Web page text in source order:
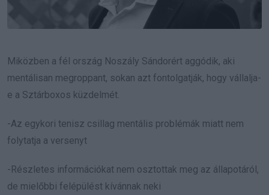
Miközben a fél ország Noszály Sándorért aggódik, aki
mentálisan megroppant, sokan azt fontolgatják, hogy vállalja-
e a Sztárboxos küzdelmét.
-Az egykori tenisz csillag mentális problémák miatt nem
folytatja a versenyt
-Részletes információkat nem osztottak meg az állapotáról,
de mielőbbi felépülést kívánnak neki